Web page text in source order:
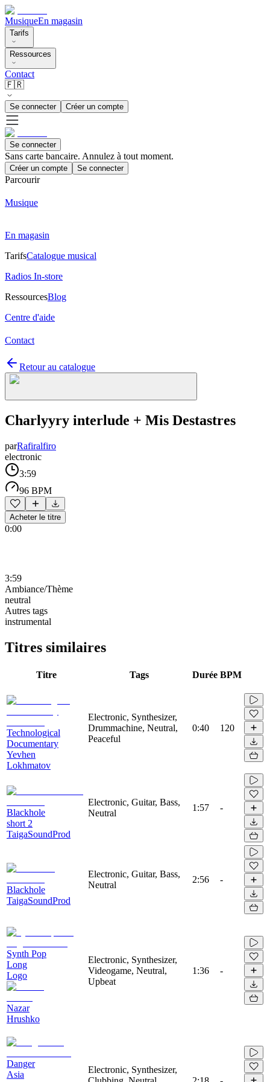
MusiqueEn magasin
Tarifs
Ressources
Contact
🇫🇷
Se connecter Créer un compte
Se connecter
Sans carte bancaire. Annulez à tout moment.
Créer un compte Se connecter
Parcourir
Musique
En magasin
TarifsCatalogue musical
Radios In-store
RessourcesBlog
Centre d'aide
Contact
Retour au catalogue
Charlyyry interlude + Mis Destastres
parRafiralfiro
electronic
3:59
96 BPM
Acheter le titre
0:00
3:59
Ambiance/Thème
neutral
Autres tags
instrumental
Titres similaires
Titre Tags Durée BPM
Technological
Documentary
Yevhen
Lokhmatov
Electronic, Synthesizer,
Drummachine, Neutral,
Peaceful
0:40 120
Blackhole
short 2
TaigaSoundProd
Electronic, Guitar, Bass,
Neutral
1:57 -
Blackhole
TaigaSoundProd
Electronic, Guitar, Bass,
Neutral
2:56 -
Synth Pop
Long
Logo
Nazar
Hrushko
Electronic, Synthesizer,
Videogame, Neutral,
Upbeat
1:36 -
Danger
Asia
Electronic, Synthesizer,